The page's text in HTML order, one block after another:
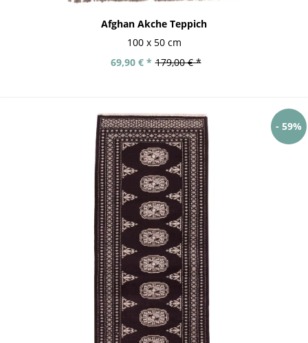
Afghan Akche Teppich
100 x 50 cm
179,00 € *
69,90 € *
- 59%